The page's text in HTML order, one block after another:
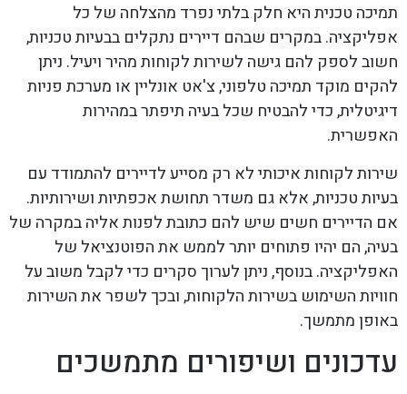
תמיכה טכנית היא חלק בלתי נפרד מהצלחה של כל
אפליקציה. במקרים שבהם דיירים נתקלים בבעיות טכניות,
חשוב לספק להם גישה לשירות לקוחות מהיר ויעיל. ניתן
להקים מוקד תמיכה טלפוני, צ'אט אונליין או מערכת פניות
דיגיטלית, כדי להבטיח שכל בעיה תיפתר במהירות
האפשרית.
שירות לקוחות איכותי לא רק מסייע לדיירים להתמודד עם
בעיות טכניות, אלא גם משדר תחושת אכפתיות ושירותיות.
אם הדיירים חשים שיש להם כתובת לפנות אליה במקרה של
בעיה, הם יהיו פתוחים יותר לממש את הפוטנציאל של
האפליקציה. בנוסף, ניתן לערוך סקרים כדי לקבל משוב על
חוויות השימוש בשירות הלקוחות, ובכך לשפר את השירות
באופן מתמשך.
עדכונים ושיפורים מתמשכים